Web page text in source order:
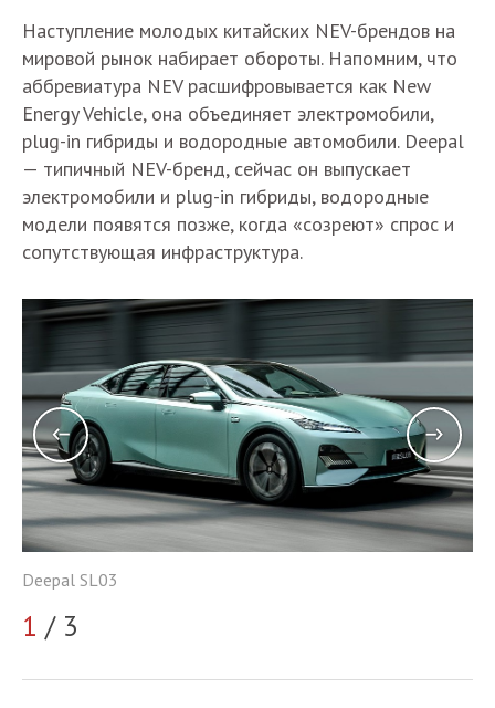
Наступление молодых китайских NEV-брендов на
мировой рынок набирает обороты. Напомним, что
аббревиатура NEV расшифровывается как New
Energy Vehicle, она объединяет электромобили,
plug-in гибриды и водородные автомобили. Deepal
— типичный NEV-бренд, сейчас он выпускает
электромобили и plug-in гибриды, водородные
модели появятся позже, когда «созреют» спрос и
сопутствующая инфраструктура.
Deepal SL03
1 / 3